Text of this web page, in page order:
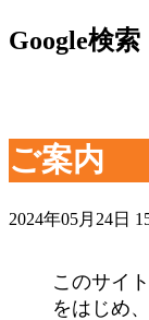
Google検索
ご案内
2024年05月24日
このサイ
をはじめ